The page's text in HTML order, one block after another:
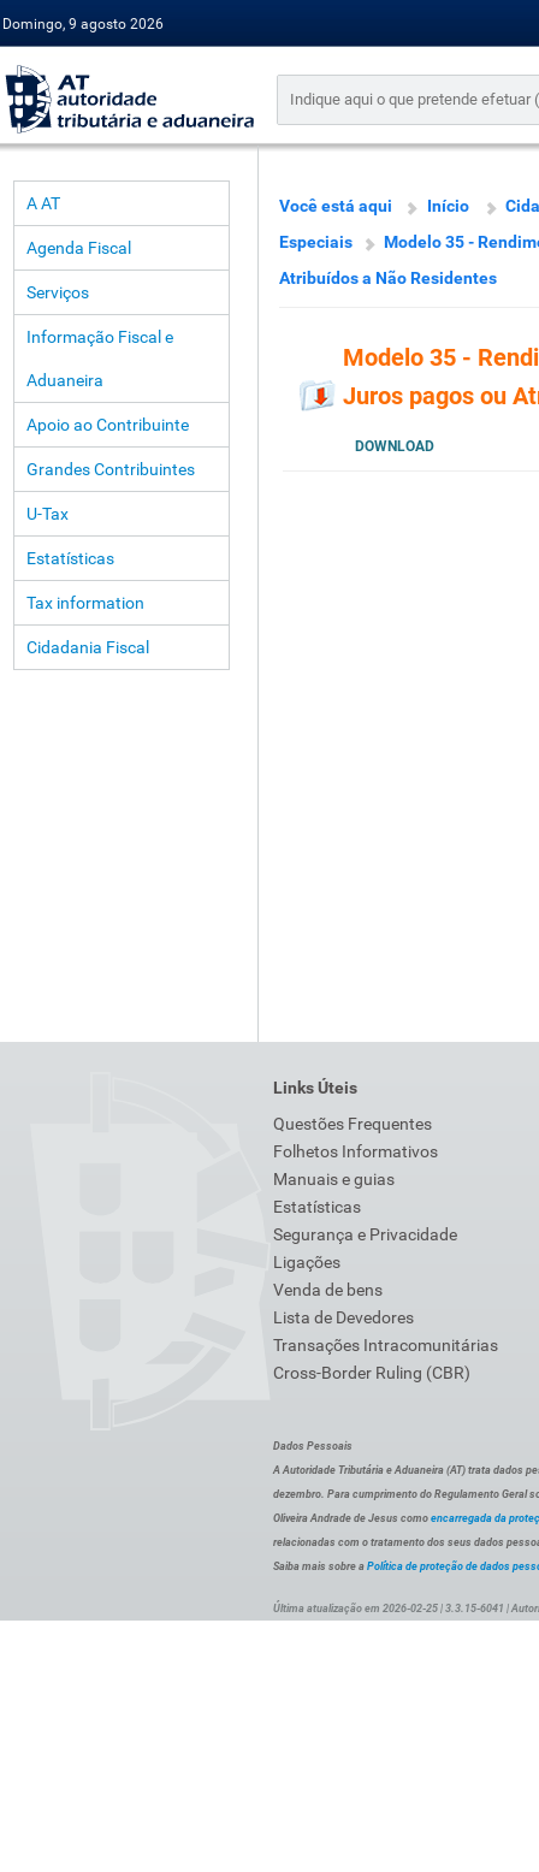
Domingo, 9 agosto 2026
A AT
Agenda Fiscal
Serviços
Informação Fiscal e
Aduaneira
Apoio ao Contribuinte
Grandes Contribuintes
U-Tax
Estatísticas
Tax information
Cidadania Fiscal
Você está aqui Início
Especiais
Modelo 35 -
Atribuídos a Não Residentes
Modelo 35 -
Juros pagos ou
DOWNLOAD
Links Úteis
Questões Frequentes
Folhetos Informativos
Manuais e guias
Estatísticas
Segurança e Privacidade
Ligações
Venda de bens
Lista de Devedores
Transações Intracomunitárias
Cross-Border Ruling (CBR)
Dados Pessoais
A Autoridade Tributária e Aduaneira (AT) trata dados
dezembro. Para cumprimento do Regulamento Geral
Oliveira Andrade de Jesus como encarregada da
relacionadas com o tratamento dos seus dados
Saiba mais sobre a Política de proteção de dados
Última atualização em 2026-02-25 | 3.3.15-6041 |